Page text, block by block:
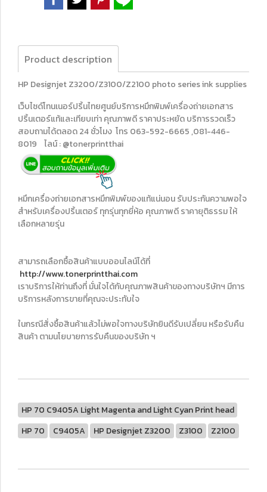
Product description
HP Designjet Z3200/Z3100/Z2100 photo series ink supplies
เว็บไซด์โทนเนอร์ปริ้นไทยศูนย์บริการหมึกพิมพ์เครื่องถ่ายเอกสาร
ปริ้นเตอร์แท้และเทียบเท่า คุณภาพดี ราคาประหยัด บริการรวดเร็ว
สอบถามได้ตลอด 24 ชั่วโมง โทร 063-592-6665 ,081-446-
8019 ไลน์ : @tonerprintthai
หมึกเครื่องถ่ายเอกสารหมึกพิมพ์ของแท้แน่นอน รับประกันความพอใจ
สำหรับเครื่องปริ้นเตอร์ ทุกรุ่นทุกยี่ห้อ คุณภาพดี ราคายุติธรรม ให้
เลือกหลายรุ่น
สามารถเลือกซื้อสินค้าแบบออนไลน์ได้ที่
http://www.tonerprintthai.com
เราบริการให้ท่านถึงที่ มั่นใจได้กับคุณภาพสินค้าของทางบริษัทฯ มีการ
บริการหลังการขายที่คุณจะประทับใจ
ในกรณีสั่งซื้อสินค้าแล้วไม่พอใจทางบริษัทยินดีรับเปลี่ยน หรือรับคืน
สินค้า ตามนโยบายการรับคืนของบริษัท ฯ
HP 70 C9405A Light Magenta and Light Cyan Print head
HP 70
C9405A HP Designjet Z3200 Z3100 Z2100